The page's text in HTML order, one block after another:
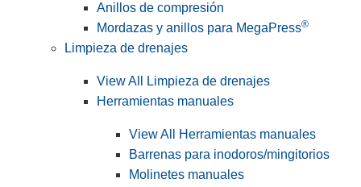
Anillos de compresión
Mordazas y anillos para MegaPress®
Limpieza de drenajes
View All Limpieza de drenajes
Herramientas manuales
View All Herramientas manuales
Barrenas para inodoros/mingitorios
Molinetes manuales